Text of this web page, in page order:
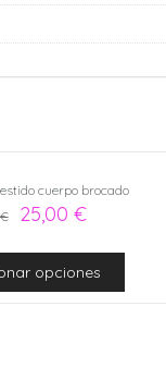
cuerpo brocado
€ 25,00 €
opciones